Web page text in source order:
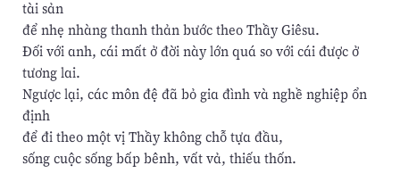
tài sản
để nhẹ nhàng thanh thản bước theo Thầy Giêsu.
Đối với anh, cái mất ở đời này lớn quá so với cái được ở
tương lai.
Ngược lại, các môn đệ đã bỏ gia đình và nghề nghiệp ổn
định
để đi theo một vị Thầy không chỗ tựa đầu,
sống cuộc sống bấp bênh, vất vả, thiếu thốn.